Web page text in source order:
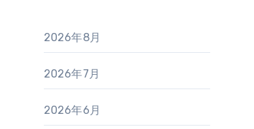
2026年8月
2026年7月
2026年6月